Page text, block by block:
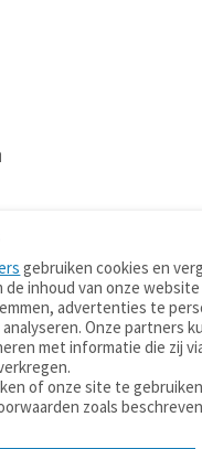
Over deze site
gebruiken cookies en
inhoud van onze website
advertenties te
Onze partners
met informatie die zij
of onze site te
zoals